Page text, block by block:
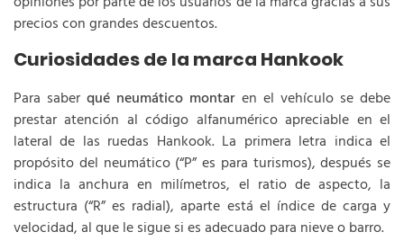
precios con grandes descuentos.
Curiosidades de la marca Hankook
Para saberqué neumático montaren el vehículo se debe
prestar atención al código alfanumérico apreciable en el
lateral de las ruedas Hankook. La primera letra indica el
propósito del neumático (“P” es para turismos), después se
indica la anchura en milímetros, el ratio de aspecto, la
estructura (“R” es radial), aparte está el índice de carga y
velocidad, al que le sigue si es adecuado para nieve o barro.